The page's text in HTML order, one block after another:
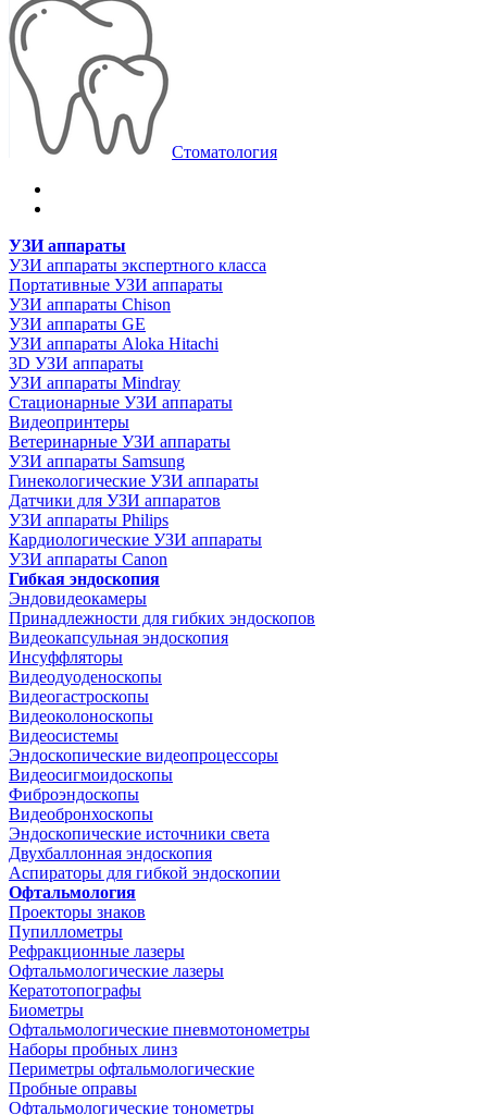
Стоматология
УЗИ аппараты
УЗИ аппараты экспертного класса
Портативные УЗИ аппараты
УЗИ аппараты Chison
УЗИ аппараты GE
УЗИ аппараты Aloka Hitachi
3D УЗИ аппараты
УЗИ аппараты Mindray
Стационарные УЗИ аппараты
Видеопринтеры
Ветеринарные УЗИ аппараты
УЗИ аппараты Samsung
Гинекологические УЗИ аппараты
Датчики для УЗИ аппаратов
УЗИ аппараты Philips
Кардиологические УЗИ аппараты
УЗИ аппараты Canon
Гибкая эндоскопия
Эндовидеокамеры
Принадлежности для гибких эндоскопов
Видеокапсульная эндоскопия
Инсуффляторы
Видеодуоденоскопы
Видеогастроскопы
Видеоколоноскопы
Видеосистемы
Эндоскопические видеопроцессоры
Видеосигмоидоскопы
Фиброэндоскопы
Видеобронхоскопы
Эндоскопические источники света
Двухбаллонная эндоскопия
Аспираторы для гибкой эндоскопии
Офтальмология
Проекторы знаков
Пупиллометры
Рефракционные лазеры
Офтальмологические лазеры
Кератотопографы
Биометры
Офтальмологические пневмотонометры
Наборы пробных линз
Периметры офтальмологические
Пробные оправы
Офтальмологические тонометры